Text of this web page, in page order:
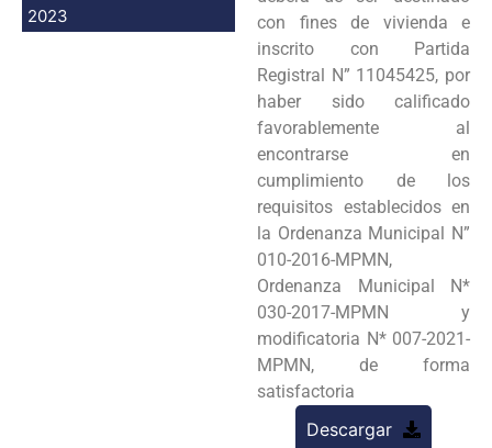
2023
con fines de vivienda e
inscrito con Partida
Registral N” 11045425, por
haber sido calificado
favorablemente al
encontrarse en
cumplimiento de los
requisitos establecidos en
la Ordenanza Municipal N”
010-2016-MPMN,
Ordenanza Municipal N*
030-2017-MPMN y
modificatoria N* 007-2021-
MPMN, de forma
satisfactoria
Descargar